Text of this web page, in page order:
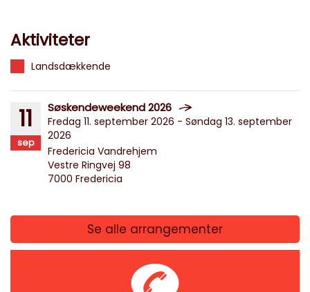
Aktiviteter
Landsdækkende
11
sep
Søskendeweekend 2026
Fredag 11. september 2026 - Søndag 13. september
2026
Fredericia Vandrehjem
Vestre Ringvej 98
7000 Fredericia
Se alle arrangementer